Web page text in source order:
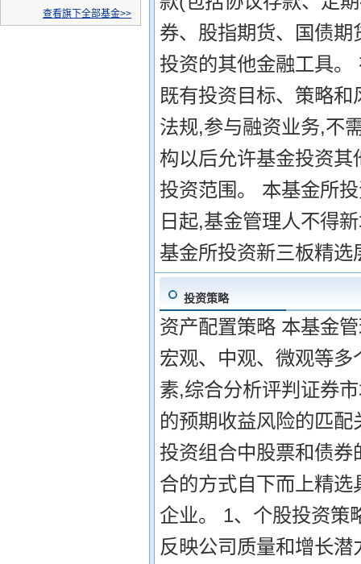
查看旗下全部基金>>
券、股指期货、国债
投资的其他金融工具
既有投资目标、策略
法规,参与融资业务,不
构以后允许基金投资
投资范围。 本基金所
日起,基金管理人不得
基金所投资新三板精
投资策略
资产配置策略 本基金
宏观、中观、微观等
素,综合分析评判证券
的预期收益风险的匹
投资组合中股票和债
合的方式自下而上精
企业。 1、个股投资策
反映公司质量和增长